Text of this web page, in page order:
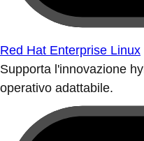
Red Hat Enterprise Linux
Supporta l'innovazione
operativo adattabile.